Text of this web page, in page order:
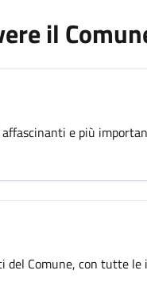
il
e più
del Comune, con tutte